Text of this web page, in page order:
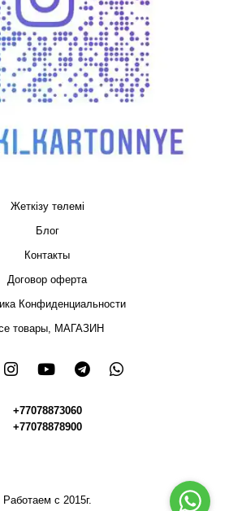
Жеткізу төлемі
Блог
Контакты
Договор оферта
Конфиденциальности
товары, МАГАЗИН
+77078873060
+77078878900
Работаем с 2015г.